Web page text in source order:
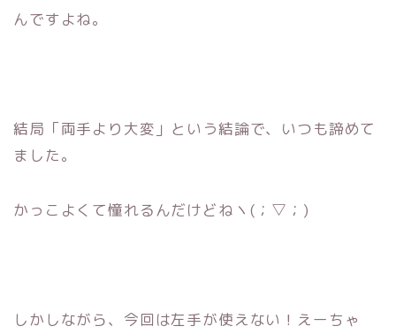
んですよね。
結局「両手より大変」という結論で、 いつも諦めて
ました。
かっこよくて憧れるんだけどねヽ(；▽；)
しかしながら、今回は左手が使えない！えーちゃ